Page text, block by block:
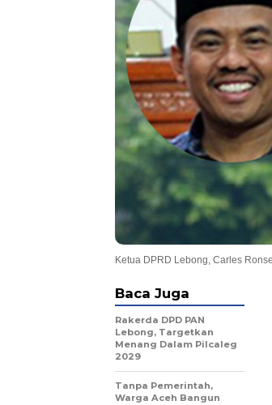
Ketua DPRD Lebong, Carles
Baca Juga
Rakerda DPD PAN
Lebong, Targetkan
Menang Dalam Pilcaleg
2029
Tanpa Pemerintah,
Warga Aceh Bangun